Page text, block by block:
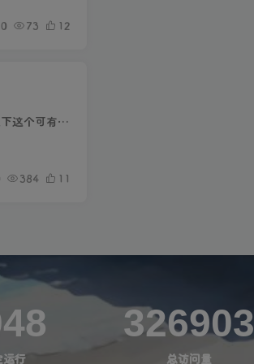
0 73 12
基本上每年都是进入 footer.php 修改网站底部 Copyright © 年份，但是往往是在年后好久才想起来要改下这个可有可无的数值，毕竟不是什么企业站
384 11
运行
326903
总访问量